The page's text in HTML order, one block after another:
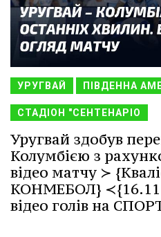
УРУГВАЙ ПІВДЕННА
СТАДІОН "СЕНТЕНАРІО
Уругвай здобув
Колумбією з
відео матчу ≻
КОНМЕБОЛ}
відео голів на